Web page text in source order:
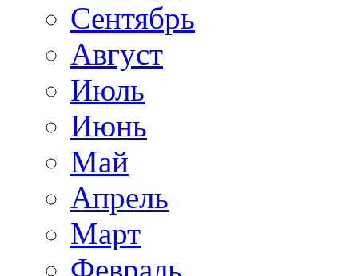
Сентябрь
Август
Июль
Июнь
Май
Апрель
Март